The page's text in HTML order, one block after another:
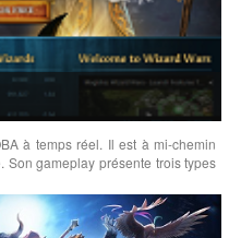
à temps réel. Il est à mi-chemin
Son gameplay présente trois types